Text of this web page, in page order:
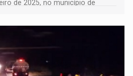
de 2025, no município de